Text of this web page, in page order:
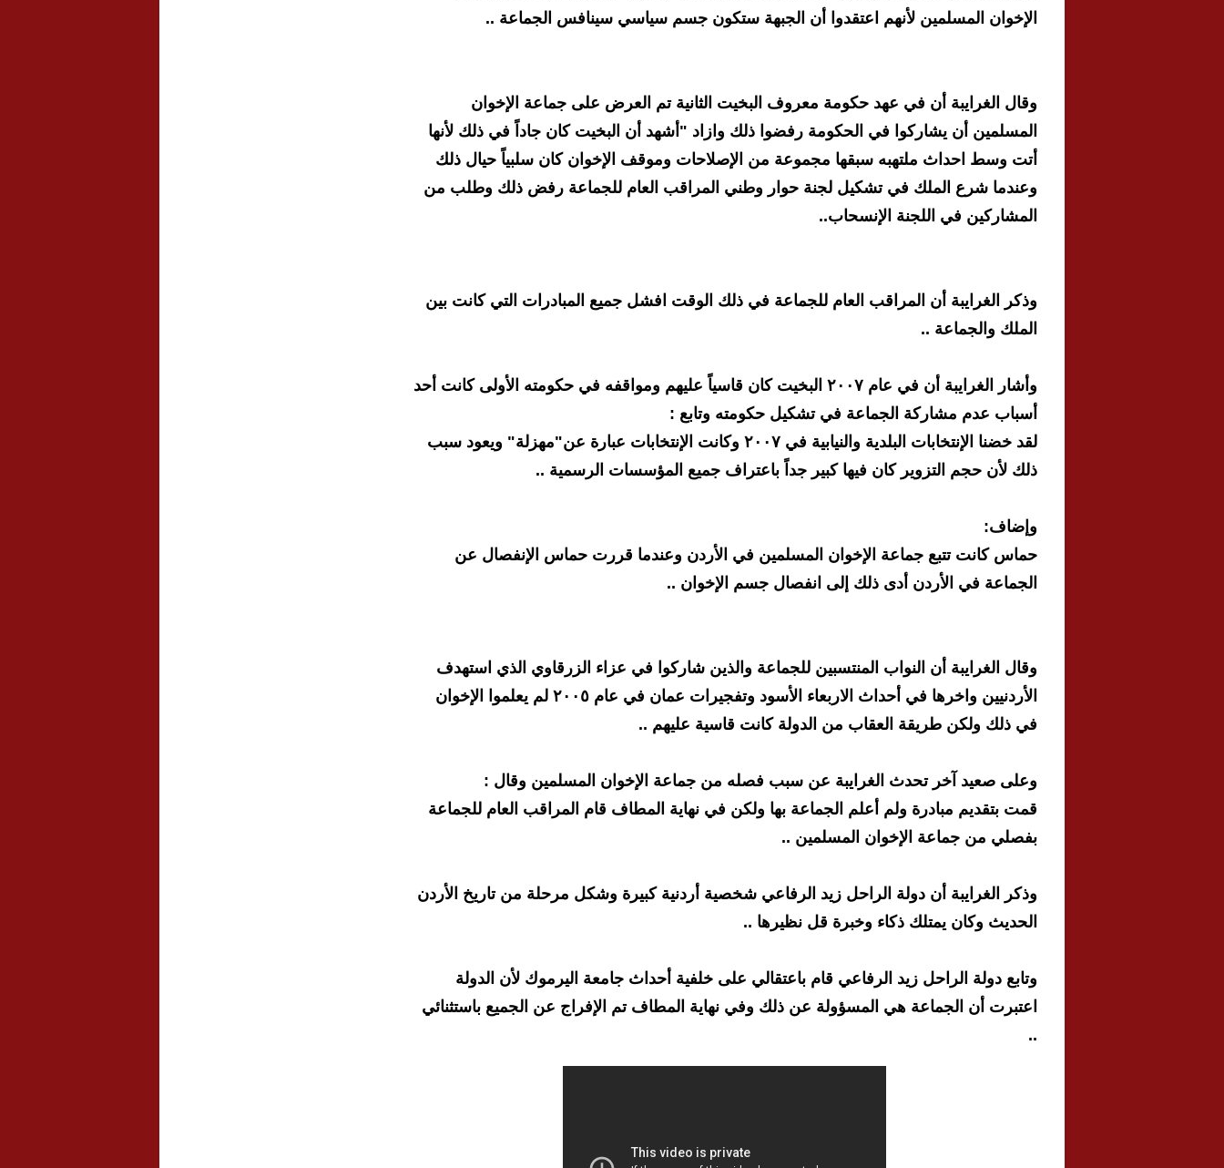
الإخوان المسلمين لأنهم اعتقدوا أن الجبهة ستكون جسم سياسي سينافس الجماعة ..
وقال الغرايبة أن في عهد حكومة معروف البخيت الثانية تم العرض على جماعة الإخوان
المسلمين أن يشاركوا في الحكومة رفضوا ذلك وازاد "أشهد أن البخيت كان جاداً في ذلك لأنها
أتت وسط احداث ملتهبه سبقها مجموعة من الإصلاحات وموقف الإخوان كان سلبياً حيال ذلك
وعندما شرع الملك في تشكيل لجنة حوار وطني المراقب العام للجماعة رفض ذلك وطلب من
المشاركين في اللجنة الإنسحاب..
وذكر الغرايبة أن المراقب العام للجماعة في ذلك الوقت افشل جميع المبادرات التي كانت بين
الملك والجماعة ..
وأشار الغرايبة أن في عام ٢٠٠٧ البخيت كان قاسياً عليهم ومواقفه في حكومته الأولى كانت أحد
أسباب عدم مشاركة الجماعة في تشكيل حكومته وتابع :
لقد خضنا الإنتخابات البلدية والنيابية في ٢٠٠٧ وكانت الإنتخابات عبارة عن"مهزلة" ويعود سبب
ذلك لأن حجم التزوير كان فيها كبير جداً باعتراف جميع المؤسسات الرسمية ..
وإضاف:
حماس كانت تتبع جماعة الإخوان المسلمين في الأردن وعندما قررت حماس الإنفصال عن
الجماعة في الأردن أدى ذلك إلى انفصال جسم الإخوان ..
وقال الغرايبة أن النواب المنتسبين للجماعة والذين شاركوا في عزاء الزرقاوي الذي استهدف
الأردنيين واخرها في أحداث الاربعاء الأسود وتفجيرات عمان في عام ٢٠٠٥ لم يعلموا الإخوان
في ذلك ولكن طريقة العقاب من الدولة كانت قاسية عليهم ..
وعلى صعيد آخر تحدث الغرايبة عن سبب فصله من جماعة الإخوان المسلمين وقال :
قمت بتقديم مبادرة ولم أعلم الجماعة بها ولكن في نهاية المطاف قام المراقب العام للجماعة
بفصلي من جماعة الإخوان المسلمين ..
وذكر الغرايبة أن دولة الراحل زيد الرفاعي شخصية أردنية كبيرة وشكل مرحلة من تاريخ الأردن
الحديث وكان يمتلك ذكاء وخبرة قل نظيرها ..
وتابع دولة الراحل زيد الرفاعي قام باعتقالي على خلفية أحداث جامعة اليرموك لأن الدولة
اعتبرت أن الجماعة هي المسؤولة عن ذلك وفي نهاية المطاف تم الإفراج عن الجميع باستثنائي
..